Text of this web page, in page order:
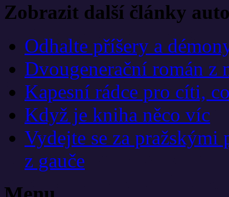
Zobrazit další články
Odhalte příšery a
Dvougenerační román z
Kapesní rádce pro cíti,
Když je kniha něco víc
Vydejte se za pražskými
z gauče